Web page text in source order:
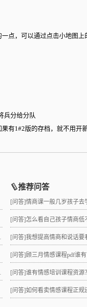
点，可以通过点击小地图上
兵分给分队
有1#2版的存档，就不用开新
推荐问答
[问答]情商课一般几岁孩子去
[问答] 怎么看自己孩子情商低不低？
[问答]我想提高情商和说话要
[问答]顾三月情感课程pdf谁有
[问答]谁有情感培训课程资源？
[问答]如何看卖情感课程正规